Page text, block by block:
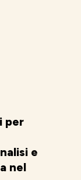
per
e
nel